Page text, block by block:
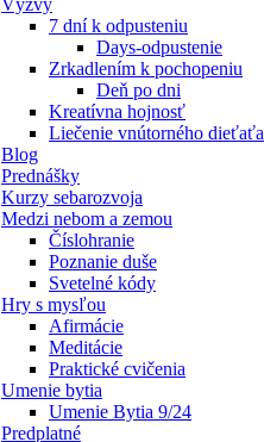
Výzvy
7 dní k odpusteniu
Days-odpustenie
Zrkadlením k pochopeniu
Deň po dni
Kreatívna hojnosť
Liečenie vnútorného dieťaťa
Blog
Prednášky
Kurzy sebarozvoja
Medzi nebom a zemou
Číslohranie
Poznanie duše
Svetelné kódy
Hry s mysľou
Afirmácie
Meditácie
Praktické cvičenia
Umenie bytia
Umenie Bytia 9/24
Predplatné